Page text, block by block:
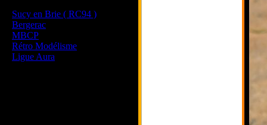
Sucy en Brie ( RC94 )
Bergerac
MBCP
Rétro Modélisme
Ligue Aura